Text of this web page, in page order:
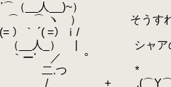
__)~）
すれば四方八方
=）ｉ/
アの意見にある程
' ／ °
二.つ *
/ + .(⌒Y⌒)